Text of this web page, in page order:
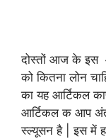
दोस्तों आज के इस
को कितना लोन
का यह आर्टिकल
आर्टिकल क आप अंत
स्ल्यूसन है | इस में हम